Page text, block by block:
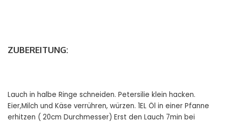
ZUBEREITUNG:
Lauch in halbe Ringe schneiden. Petersilie klein hacken.
Eier,Milch und Käse verrühren, würzen. 1EL Öl in einer Pfanne
erhitzen ( 20cm Durchmesser) Erst den Lauch 7min bei